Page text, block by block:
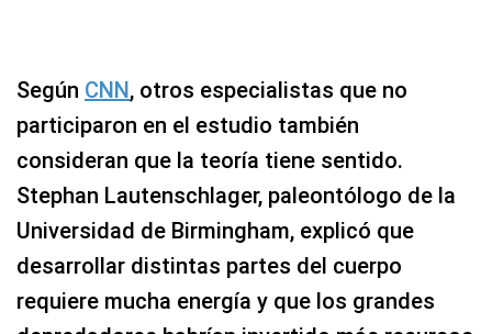
Según CNN, otros especialistas que no
participaron en el estudio también
consideran que la teoría tiene sentido.
Stephan Lautenschlager, paleontólogo de la
Universidad de Birmingham, explicó que
desarrollar distintas partes del cuerpo
requiere mucha energía y que los grandes